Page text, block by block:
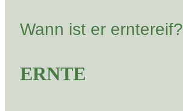
Wann ist er erntereif?
ERNTE